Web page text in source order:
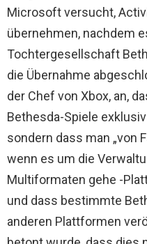
Microsoft versucht,
übernehmen, nachdem
Tochtergesellschaft
die Übernahme
der Chef von Xbox, an,
Bethesda-Spiele
sondern dass man „von
wenn es um die
Multiformaten gehe -
und dass bestimmte
anderen Plattformen